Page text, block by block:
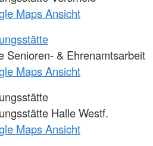
Maps Ansicht
Senioren- & Ehrenamtsarbeit
Maps Ansicht
Halle Westf.
Maps Ansicht